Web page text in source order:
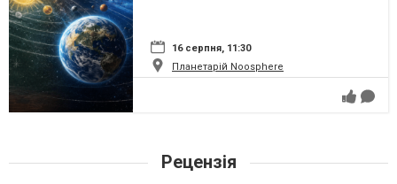
16 серпня, 11:30
Планетарій Noosphere
Рецензія